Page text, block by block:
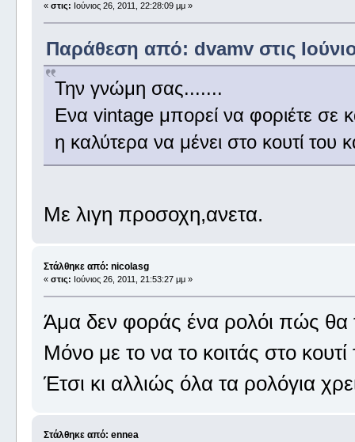
« στις: Ιούνιος 26, 2011, 22:28:09 μμ »
Παράθεση από: dvamv στις
Την γνώμη σας.......
Ενα vintage μπορεί να φοριέτε σε
η καλύτερα να μένει στο κουτί του
Με λιγη προσοχη,ανετα.
Στάλθηκε από: nicolasg
« στις: Ιούνιος 26, 2011, 21:53:27 μμ »
Άμα δεν φοράς ένα ρολόι πώς θα
Μόνο με το να το κοιτάς στο κουτί
Έτσι κι αλλιώς όλα τα ρολόγια
Στάλθηκε από: ennea